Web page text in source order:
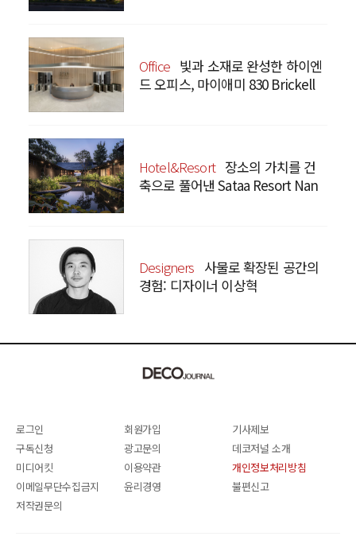
Office 빛과 소재로 완성한 하이엔
드 오피스, 마이애미 830 Brickell
Hotel&Resort 장소의 가치를 건
축으로 풀어낸 Sataa Resort Nan
Designers 사물로 확장된 공간의
경험: 디자이너 이상혁
로그인 회원가입
기사제보
구독신청
광고문의
데코저널 소개
미디어킷
이용약관
개인정보처리방침
이메일무단수집금지
윤리경영
불편신고
저작권문의